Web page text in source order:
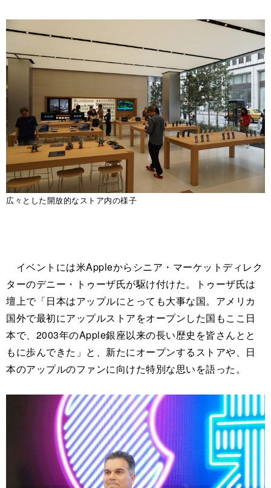
広々とした開放的なストア内の様子
イベントには米Appleからシニア・マーケットディレク
ターのデニー・トゥーザ氏が駆け付けた。トゥーザ氏は
壇上で「日本はアップルにとっても大事な国。アメリカ
国外で最初にアップルストアをオープンした国もここ日
本で、2003年のApple銀座以来の長い歴史を皆さんとと
もに歩んできた」と、新たにオープンするストアや、日
本のアップルのファンに向けた特別な思いを語った。